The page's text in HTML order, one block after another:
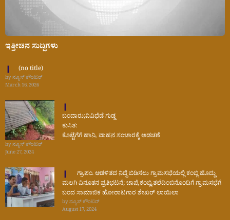
ಇತ್ತೀಚಿನ ಸುದ್ದಿಗಳು
(no title)
by ನ್ಯೂಸ್ ಕೌಂಟರ್
March 16, 2026
ಬಂದಾರು;ವಿವಿಧೆಡೆ ಗುಡ್ಡ
ಕುಸಿತ:
ಕೊಟ್ಟೆಗೆಗೆ ಹಾನಿ, ವಾಹನ ಸಂಚಾರಕ್ಕೆ ಅಡಚಣೆ
by ನ್ಯೂಸ್ ಕೌಂಟರ್
June 27, 2024
ಗ್ರಾ.ಪಂ. ಆಡಳಿತದ ನಿದ್ದೆ ಬಿಡಿಸಲು ಗ್ರಾಮಸಭೆಯಲ್ಲಿ ಕಂಬ್ಲಿ ಹೊದ್ದು
ಮಲಗಿ ವಿನೂತನ ಪ್ರತಿಭಟನೆ; ಚಾಪೆ,ಕಂಬ್ಲಿ,ತಲೆದಿಂಬಿನೊಂದಿಗೆ ಗ್ರಾಮಸಭೆಗೆ
ಬಂದ ಸಾಮಾಜಿಕ ಹೋರಾಟಗಾರ ಶೇಖರ್ ಲಾಯಿಲಾ
by ನ್ಯೂಸ್ ಕೌಂಟರ್
August 17, 2024